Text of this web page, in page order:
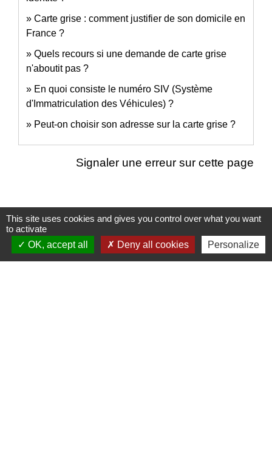
Carte grise : comment justifier de son domicile en
France ?
Quels recours si une demande de carte grise
n'aboutit pas ?
En quoi consiste le numéro SIV (Système
d'Immatriculation des Véhicules) ?
Peut-on choisir son adresse sur la carte grise ?
Signaler une erreur sur cette page
Nous contacter
Commune de Puylaurens
This site uses cookies and gives you control over what you want
to activate
OK, accept all
Deny all cookies Personalize